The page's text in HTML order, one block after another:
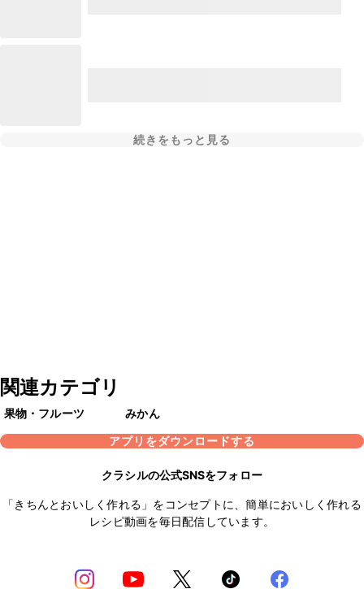
続きをもっと見る
関連カテゴリ
果物・フルーツ
みかん
アプリをダウンロードする
クラシルの公式SNSをフォロー
「きちんとおいしく作れる」をコンセプトに、簡単においしく作れる
レシピ動画を毎日配信しています。